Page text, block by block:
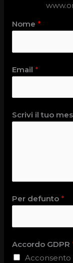
Nome*
Email*
Scrivi il tuo
Per defunto*
Accordo GDPR